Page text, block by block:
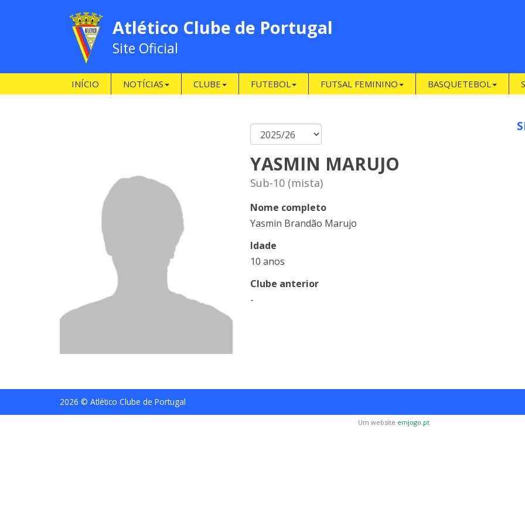
Atlético Clube de Portugal
Site Oficial
INÍCIO NOTÍCIAS CLUBE FUTEBOL FUTSAL FEMININO BASQUETEBOL
YASMIN MARUJO
Sub-10 (mista)
Nome completo
Yasmin Brandão Marujo
Idade
10 anos
Clube anterior
-
2026 © Atlético Clube de Portugal
Um website emjogo.pt